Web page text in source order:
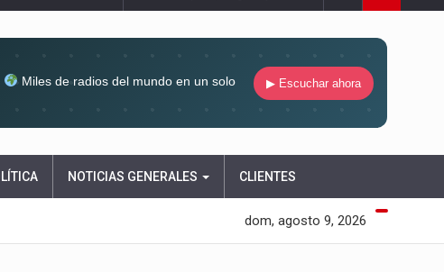
Miles de radios del mundo en un solo
▶ Escuchar ahora
NOTICIAS GENERALES CLIENTES
dom, agosto 9, 2026